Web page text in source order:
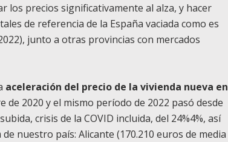
los precios significativamente al alza, y hacer
de referencia de la España vaciada como es
junto a otras provincias con mercados
aceleración del precio de la vivienda nueva en
2020 y el mismo período de 2022 pasó desde
crisis de la COVID incluida, del 24%4%, así
nuestro país: Alicante (170.210 euros de media